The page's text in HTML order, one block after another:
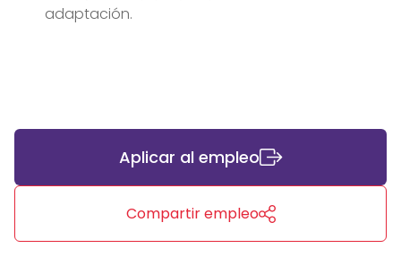
adaptación.
Aplicar al empleo
Compartir empleo